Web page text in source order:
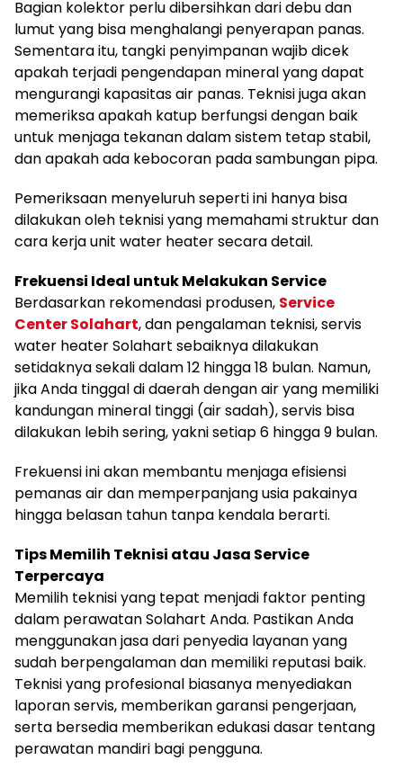
Bagian kolektor perlu dibersihkan dari debu dan
lumut yang bisa menghalangi penyerapan panas.
Sementara itu, tangki penyimpanan wajib dicek
apakah terjadi pengendapan mineral yang dapat
mengurangi kapasitas air panas. Teknisi juga akan
memeriksa apakah katup berfungsi dengan baik
untuk menjaga tekanan dalam sistem tetap stabil,
dan apakah ada kebocoran pada sambungan pipa.
Pemeriksaan menyeluruh seperti ini hanya bisa
dilakukan oleh teknisi yang memahami struktur dan
cara kerja unit water heater secara detail.
Frekuensi Ideal untuk Melakukan Service
Berdasarkan rekomendasi produsen, Service
Center Solahart, dan pengalaman teknisi, servis
water heater Solahart sebaiknya dilakukan
setidaknya sekali dalam 12 hingga 18 bulan. Namun,
jika Anda tinggal di daerah dengan air yang memiliki
kandungan mineral tinggi (air sadah), servis bisa
dilakukan lebih sering, yakni setiap 6 hingga 9 bulan.
Frekuensi ini akan membantu menjaga efisiensi
pemanas air dan memperpanjang usia pakainya
hingga belasan tahun tanpa kendala berarti.
Tips Memilih Teknisi atau Jasa Service
Terpercaya
Memilih teknisi yang tepat menjadi faktor penting
dalam perawatan Solahart Anda. Pastikan Anda
menggunakan jasa dari penyedia layanan yang
sudah berpengalaman dan memiliki reputasi baik.
Teknisi yang profesional biasanya menyediakan
laporan servis, memberikan garansi pengerjaan,
serta bersedia memberikan edukasi dasar tentang
perawatan mandiri bagi pengguna.